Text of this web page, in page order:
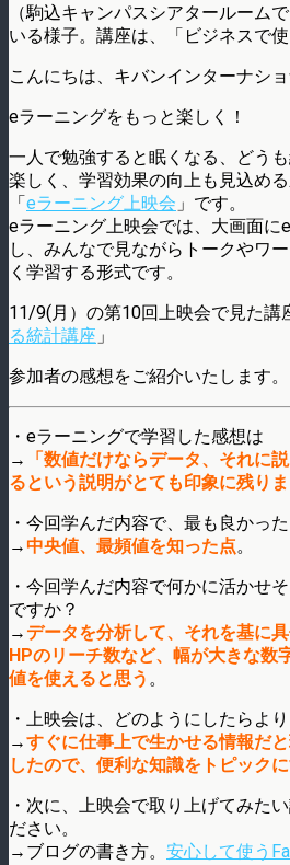
（駒込キャンパスシアタールーム
いる様子。講座は、「ビジネスで使
こんにちは、キバンインターナシ
eラーニングをもっと楽しく！
一人で勉強すると眠くなる、どう
楽しく、学習効果の向上も見込め
「eラーニング上映会 」です。
eラーニング上映会では、大画面に
し、みんなで見ながらトークやワ
く学習する形式です。
11/9(月）の第10回上映会で見た講
る統計講座 」
参加者の感想をご紹介いたします。
・eラーニングで学習した感想は
→
「数値だけならデータ、それに
るという説明がとても印象に残り
・今回学んだ内容で、最も良かっ
→中央値、最頻値を知った点。
・今回学んだ内容で何かに活かせ
ですか？
→データを分析して、それを基に
HPのリーチ数など、幅が大きな数
値を使えると思う 。
・上映会は、どのようにしたらよ
→すぐに仕事上で生かせる情報だ
したので、便利な知識をトピック
・次に、上映会で取り上げてみた
ださい。
→ブログの書き方。 安心して使う